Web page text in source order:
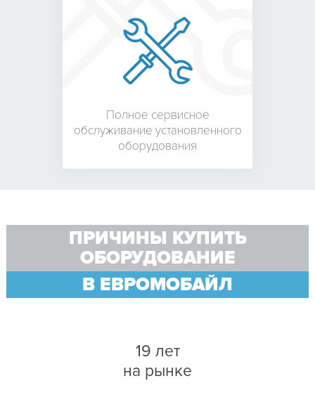
Полное сервисное
обслуживание установленного
оборудования
ПРИЧИНЫ КУПИТЬ
ОБОРУДОВАНИЕ
В ЕВРОМОБАЙЛ
19 лет
на рынке